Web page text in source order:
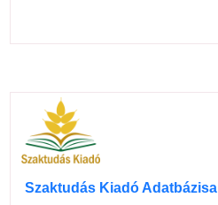
Szaktudás Kiadó Adatbázisa